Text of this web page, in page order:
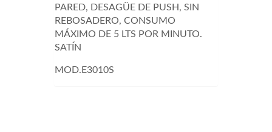
PARED, DESAGÜE DE PUSH, SIN
REBOSADERO, CONSUMO
MÁXIMO DE 5 LTS POR MINUTO.
SATÍN
MOD.E3010S